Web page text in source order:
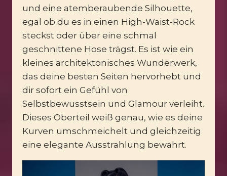
und eine atemberaubende Silhouette,
egal ob du es in einen High-Waist-Rock
steckst oder über eine schmal
geschnittene Hose trägst. Es ist wie ein
kleines architektonisches Wunderwerk,
das deine besten Seiten hervorhebt und
dir sofort ein Gefühl von
Selbstbewusstsein und Glamour verleiht.
Dieses Oberteil weiß genau, wie es deine
Kurven umschmeichelt und gleichzeitig
eine elegante Ausstrahlung bewahrt.